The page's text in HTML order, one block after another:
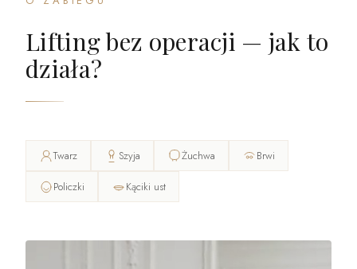
Lifting bez operacji — jak to
działa?
Twarz Szyja Żuchwa Brwi
Policzki Kąciki ust